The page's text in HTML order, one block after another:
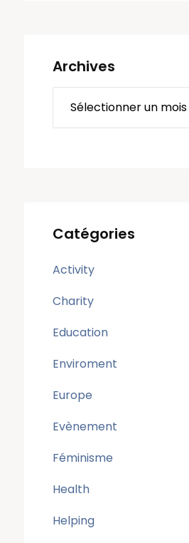
Archives
Catégories
Activity
Charity
Education
Enviroment
Europe
Evènement
Féminisme
Health
Helping